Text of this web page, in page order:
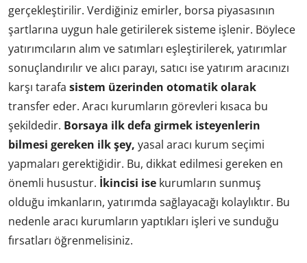
gerçekleştirilir. Verdiğiniz emirler, borsa piyasasının
şartlarına uygun hale getirilerek sisteme işlenir. Böylece
yatırımcıların alım ve satımları eşleştirilerek, yatırımlar
sonuçlandırılır ve alıcı parayı, satıcı ise yatırım aracınızı
karşı tarafa sistem üzerinden otomatik olarak
transfer eder. Aracı kurumların görevleri kısaca bu
şekildedir. Borsaya ilk defa girmek isteyenlerin
bilmesi gereken ilk şey, yasal aracı kurum seçimi
yapmaları gerektiğidir. Bu, dikkat edilmesi gereken en
önemli husustur. İkincisi ise kurumların sunmuş
olduğu imkanların, yatırımda sağlayacağı kolaylıktır. Bu
nedenle aracı kurumların yaptıkları işleri ve sunduğu
fırsatları öğrenmelisiniz.